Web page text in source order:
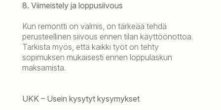
8. Viimeistely ja loppusiivous
Kun remontti on valmis, on tärkeää tehdä
perusteellinen siivous ennen tilan käyttöönottoa.
Tarkista myös, että kaikki työt on tehty
sopimuksen mukaisesti ennen loppulaskun
maksamista.
UKK – Usein kysytyt kysymykset